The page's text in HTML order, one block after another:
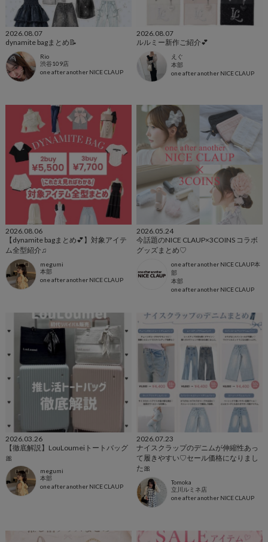
2026.08.07
dynamite bagまとめ📝
Rio
渋谷109店
one after another NICE CLAUP
2026.08.07
ルルミー新作ご紹介︎💕︎
えぐ
本部
one after another NICE CLAUP
2026.08.06
【dynamite bagまとめ💕】対象アイテ
ム全型紹介♫
megumi
本部
one after another NICE CLAUP
2026.05.24
今話題のNICE CLAUP×3COINS コラボ
グッズまとめ♡
one after another NICE CLAUP本
部
本部
one after another NICE CLAUP
2026.03.26
【徹底解説】LouLoumeiトートバッグ
🎀
megumi
本部
one after another NICE CLAUP
2026.07.23
ナイスクラップのデニムが伸縮性あっ
て履きやすい♡セール価格になりまし
た🎀
Tomoka
立川ルミネ店
one after another NICE CLAUP